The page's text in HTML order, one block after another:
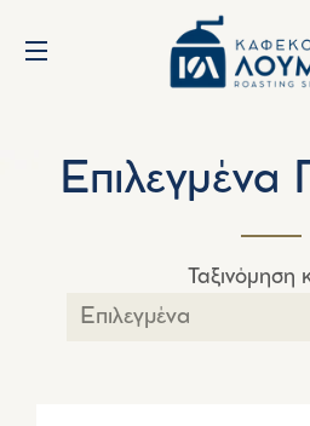
ΠΛΟΉΓΗΣΗ ΙΣΤΌΤΟΠΟΥ
Επιλεγμένα
Ταξινόμηση